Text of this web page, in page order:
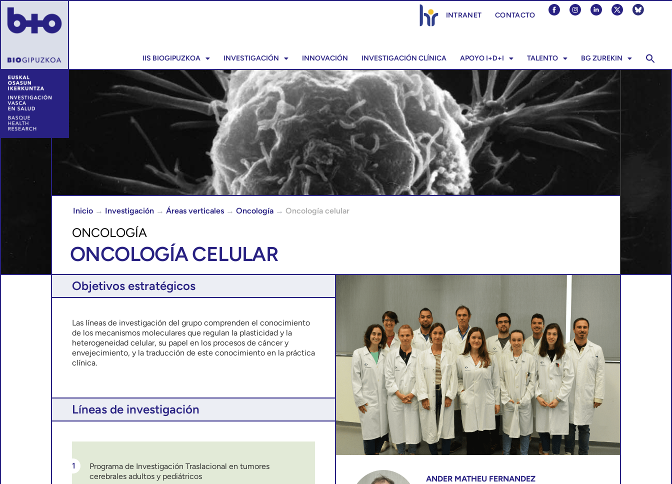
INTRANET CONTACTO
IIS BIOGIPUZKOA INVESTIGACIÓN INNOVACIÓN INVESTIGACIÓN CLÍNICA APOYO I+D+I TALENTO BG ZUREKIN
Inicio → Investigación → Áreas verticales → Oncología → Oncología celular
ONCOLOGÍA
ONCOLOGÍA CELULAR
Objetivos estratégicos
Las líneas de investigación del grupo comprenden el conocimiento
de los mecanismos moleculares que regulan la plasticidad y la
heterogeneidad celular, su papel en los procesos de cáncer y
envejecimiento, y la traducción de este conocimiento en la práctica
clínica.
Líneas de investigación
Programa de Investigación Traslacional en tumores
cerebrales adultos y pediátricos
ANDER MATHEU FERNANDEZ